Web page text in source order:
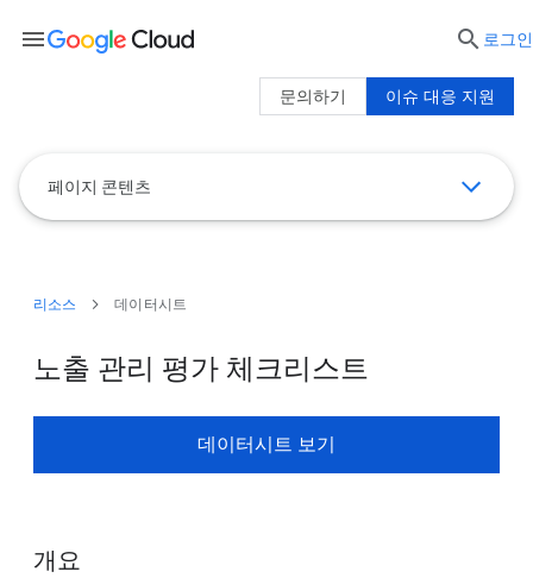
페이지 콘텐츠
리소스 데이터시트
노출 관리 평가 체크리스트
데이터시트 보기
개요
menu  로그인
이슈 대응 지원
문의하기